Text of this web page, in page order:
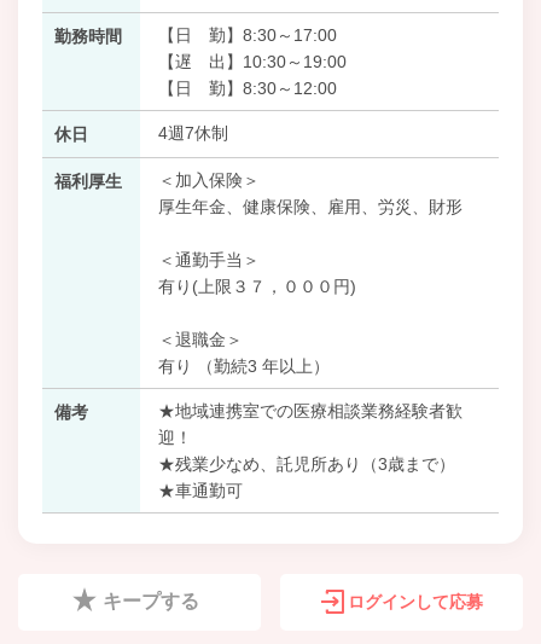
勤務時間
【日 勤】8:30～17:00
【遅 出】10:30～19:00
【日 勤】8:30～12:00
休日 4週7休制
福利厚生
＜加入保険＞
厚生年金、健康保険、雇用、労災、財形
＜通勤手当＞
有り(上限３７，０００円)
＜退職金＞
有り （勤続3 年以上）
備考
★地域連携室での医療相談業務経験者歓
迎！
★残業少なめ、託児所あり（3歳まで）
★車通勤可
キープする ログインして応募